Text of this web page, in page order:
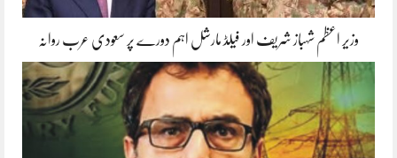
وزیر اعظم شہباز شریف اور فیلڈ مارشل اہم دورے پر سعودی عرب روانہ